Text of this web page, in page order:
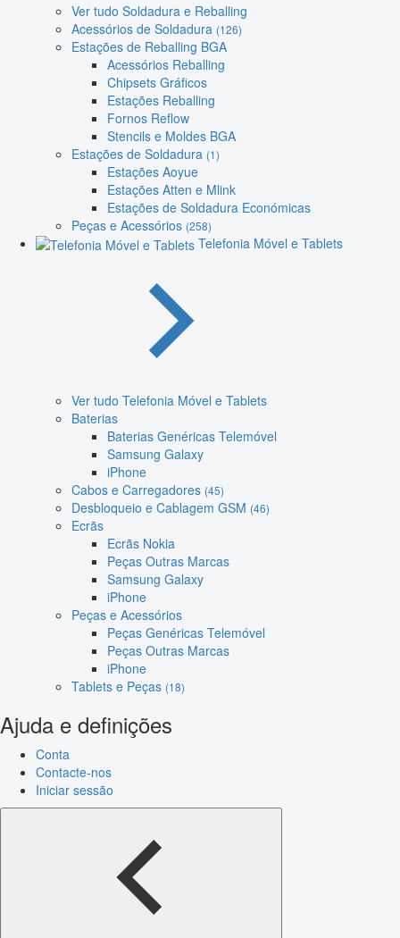
Ver tudo Soldadura e Reballing
Acessórios de Soldadura (126)
Estações de Reballing BGA
Acessórios Reballing
Chipsets Gráficos
Estações Reballing
Fornos Reflow
Stencils e Moldes BGA
Estações de Soldadura (1)
Estações Aoyue
Estações Atten e Mlink
Estações de Soldadura Económicas
Peças e Acessórios (258)
Telefonia Móvel e Tablets
Ver tudo Telefonia Móvel e Tablets
Baterias
Baterias Genéricas Telemóvel
Samsung Galaxy
iPhone
Cabos e Carregadores (45)
Desbloqueio e Cablagem GSM (46)
Ecrãs
Ecrãs Nokia
Peças Outras Marcas
Samsung Galaxy
iPhone
Peças e Acessórios
Peças Genéricas Telemóvel
Peças Outras Marcas
iPhone
Tablets e Peças (18)
Ajuda e definições
Conta
Contacte-nos
Iniciar sessão